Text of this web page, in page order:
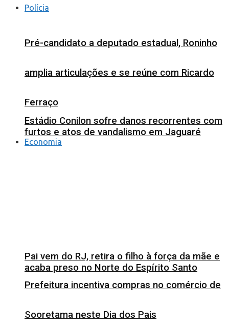
Pré-candidato a deputado estadual, Roninho
amplia articulações e se reúne com Ricardo
Ferraço
Economia
Prefeitura incentiva compras no comércio de
Sooretama neste Dia dos Pais
Polícia
Estádio Conilon sofre danos recorrentes com
furtos e atos de vandalismo em Jaguaré
Pai vem do RJ, retira o filho à força da mãe e
acaba preso no Norte do Espírito Santo